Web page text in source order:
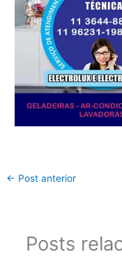
← Post anterior
Posts